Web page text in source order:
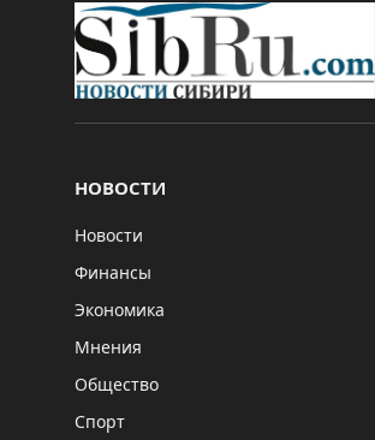
НОВОСТИ
Новости
Финансы
Экономика
Мнения
Общество
Спорт